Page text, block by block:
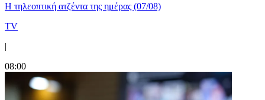
Η τηλεοπτική ατζέντα της ημέρας (07/08)
TV
|
08:00